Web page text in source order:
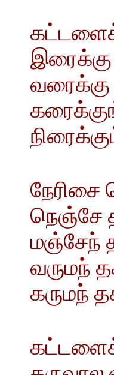
நெஞ்சே
மஞ்சேந்
வருமந்
கருமந்